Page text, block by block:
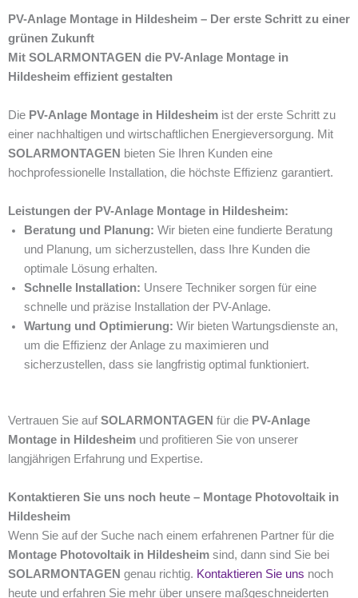
PV-Anlage Montage in Hildesheim – Der erste Schritt zu einer
grünen Zukunft
Mit SOLARMONTAGEN die PV-Anlage Montage in
Hildesheim effizient gestalten
Die PV-Anlage Montage in Hildesheim ist der erste Schritt zu
einer nachhaltigen und wirtschaftlichen Energieversorgung. Mit
SOLARMONTAGEN bieten Sie Ihren Kunden eine
hochprofessionelle Installation, die höchste Effizienz garantiert.
Leistungen der PV-Anlage Montage in Hildesheim:
Beratung und Planung: Wir bieten eine fundierte Beratung
und Planung, um sicherzustellen, dass Ihre Kunden die
optimale Lösung erhalten.
Schnelle Installation: Unsere Techniker sorgen für eine
schnelle und präzise Installation der PV-Anlage.
Wartung und Optimierung: Wir bieten Wartungsdienste an,
um die Effizienz der Anlage zu maximieren und
sicherzustellen, dass sie langfristig optimal funktioniert.
Vertrauen Sie auf SOLARMONTAGEN für die PV-Anlage
Montage in Hildesheim und profitieren Sie von unserer
langjährigen Erfahrung und Expertise.
Kontaktieren Sie uns noch heute – Montage Photovoltaik in
Hildesheim
Wenn Sie auf der Suche nach einem erfahrenen Partner für die
Montage Photovoltaik in Hildesheim sind, dann sind Sie bei
SOLARMONTAGEN genau richtig. Kontaktieren Sie uns noch
heute und erfahren Sie mehr über unsere maßgeschneiderten